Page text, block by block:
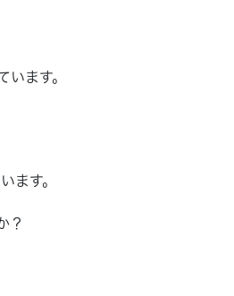
ます。
ます。
？